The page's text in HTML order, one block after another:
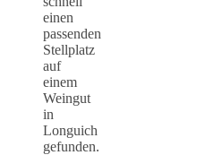
einen
passenden
Stellplatz
auf
einem
Weingut
in
Longuich
gefunden.